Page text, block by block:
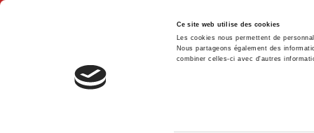
Ce site web utilise des cookies
Les cookies nous permettent de
Nous partageons également des
combiner celles-ci avec d'autres